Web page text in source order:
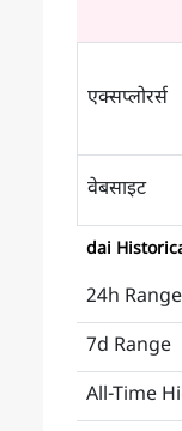
एक्सप्लोरर्स
वेबसाइट
dai
24h Range
7d Range
All-Time